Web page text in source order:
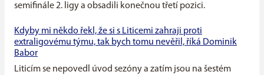
semifinále 2. ligy a obsadili konečnou třetí pozici.
Kdyby mi někdo řekl, že si s Liticemi zahraji proti
extraligovému týmu, tak bych tomu nevěřil, říká Dominik
Babor
Liticím se nepovedl úvod sezóny a zatím jsou na šestém